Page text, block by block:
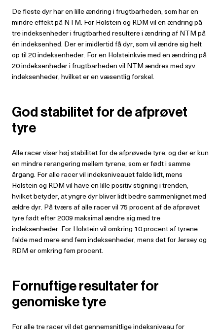
De fleste dyr har en lille ændring i frugtbarheden, som har en
mindre effekt på NTM. For Holstein og RDM vil en ændring på
tre indeksenheder i frugtbarhed resultere i ændring af NTM på
én indeksenhed. Der er imidlertid få dyr, som vil ændre sig helt
op til 20 indeksenheder. For en Holsteinkvie med en ændring på
20 indeksenheder i frugtbarheden vil NTM ændres med syv
indeksenheder, hvilket er en væsentlig forskel.
God stabilitet for de afprøvet
tyre
Alle racer viser høj stabilitet for de afprøvede tyre, og der er kun
en mindre rerangering mellem tyrene, som er født i samme
årgang. For alle racer vil indeksniveauet falde lidt, mens
Holstein og RDM vil have en lille positiv stigning i trenden,
hvilket betyder, at yngre dyr bliver lidt bedre sammenlignet med
ældre dyr. På tværs af alle racer vil 75 procent af de afprøvet
tyre født efter 2009 maksimal ændre sig med tre
indeksenheder. For Holstein vil omkring 10 procent af tyrene
falde med mere end fem indeksenheder, mens det for Jersey og
RDM er omkring fem procent.
Fornuftige resultater for
genomiske tyre
For alle tre racer vil det gennemsnitlige indeksniveau for